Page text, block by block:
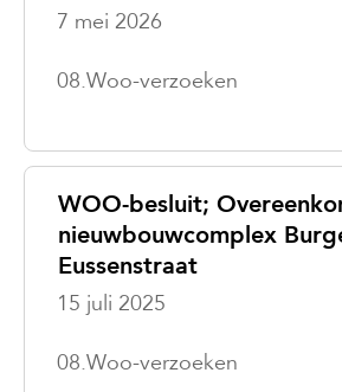
7 mei 2026
08.Woo-verzoeken
WOO-besluit;
nieuwbouwcomplex
Eussenstraat
15 juli 2025
08.Woo-verzoeken